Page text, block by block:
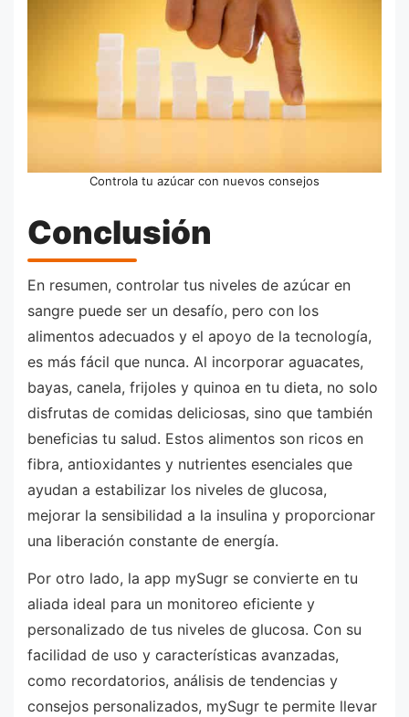
Controla tu azúcar con nuevos consejos
Conclusión
En resumen, controlar tus niveles de azúcar en
sangre puede ser un desafío, pero con los
alimentos adecuados y el apoyo de la tecnología,
es más fácil que nunca. Al incorporar aguacates,
bayas, canela, frijoles y quinoa en tu dieta, no solo
disfrutas de comidas deliciosas, sino que también
beneficias tu salud. Estos alimentos son ricos en
fibra, antioxidantes y nutrientes esenciales que
ayudan a estabilizar los niveles de glucosa,
mejorar la sensibilidad a la insulina y proporcionar
una liberación constante de energía.
Por otro lado, la app mySugr se convierte en tu
aliada ideal para un monitoreo eficiente y
personalizado de tus niveles de glucosa. Con su
facilidad de uso y características avanzadas,
como recordatorios, análisis de tendencias y
consejos personalizados, mySugr te permite llevar